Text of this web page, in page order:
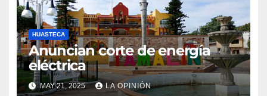
HUASTECA
Anuncian corte de energía
eléctrica
MAY 21, 2025 LA OPINIÓN